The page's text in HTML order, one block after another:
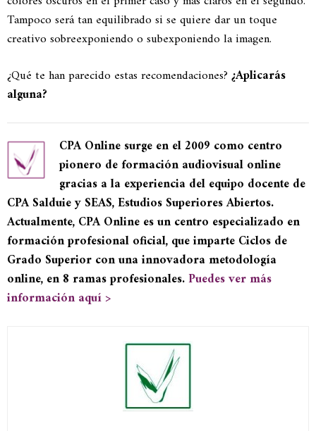
Tampoco será tan equilibrado si se quiere dar un toque
creativo sobreexponiendo o subexponiendo la imagen.
¿Qué te han parecido estas recomendaciones? ¿Aplicarás
alguna?
CPA Online surge en el 2009 como centro
pionero de formación audiovisual online
gracias a la experiencia del equipo docente de
CPA Salduie y SEAS, Estudios Superiores Abiertos.
Actualmente, CPA Online es un centro especializado en
formación profesional oficial, que imparte Ciclos de
Grado Superior con una innovadora metodología
online, en 8 ramas profesionales.Puedes ver más
información aquí >